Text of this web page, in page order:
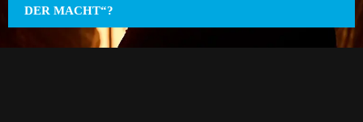
ER MACHT“?